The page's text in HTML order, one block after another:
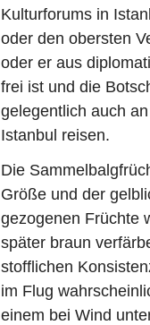
Kulturforums in
oder den obersten
oder er aus
frei ist und die
gelegentlich auch
Istanbul reisen.
Die
Größe und der
gezogenen Früchte
später braun
stofflichen
im Flug
einem bei Wind